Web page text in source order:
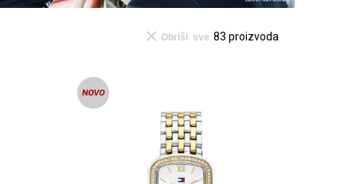
83 proizvoda
Obriši sve